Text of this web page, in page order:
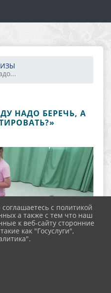
НАДО БЕРЕЧЬ, А
с политикой
а также с тем что наш
к веб-сайту сторонние
как "Госуслуги",